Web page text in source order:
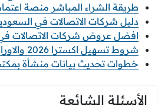
طريقة الشراء المباشر منصة اعتماد
دليل شركات الاتصالات في السعودية
افضل عروض شركات الاتصالات في
شروط تسهيل اكسترا 2026 والاوراق المطلوبة
خطوات تحديث بيانات منشأة بمكتب
الأسئلة الشائعة